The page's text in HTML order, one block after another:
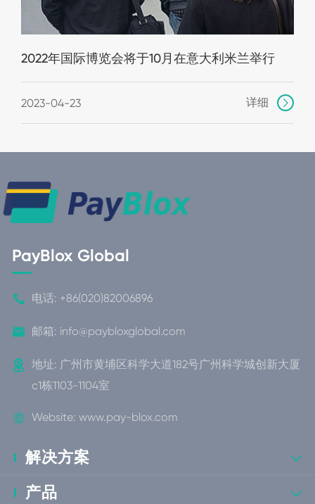
2022年国际博览会将于10月在意大利米兰举行
2023-04-23 详细 
PayBlox Global
 电话: +86(020)82006896
 邮箱: info@paybloxglobal.com
 地址: 广州市黄埔区科学大道182号广州科学城创新大厦
c1栋1103-1104室
 Website: www.pay-blox.com
解决方案 
产品 